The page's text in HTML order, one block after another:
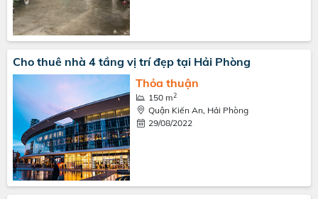
Cho thuê nhà 4 tầng vị trí đẹp tại Hải Phòng
Thỏa thuận
150 m2
Quận Kiến An, Hải Phòng
29/08/2022